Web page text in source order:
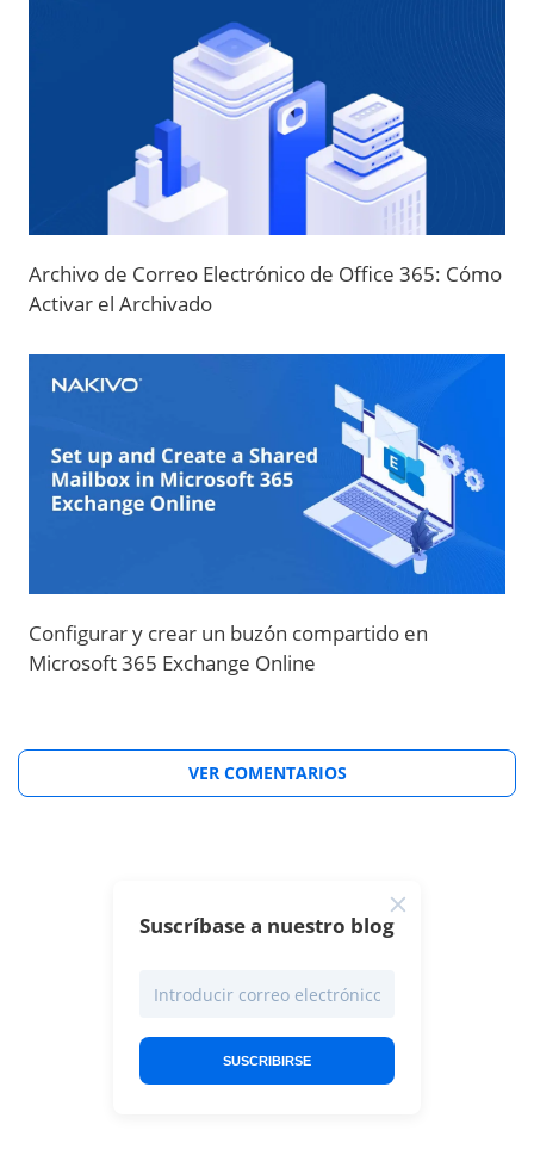
Archivo de Correo Electrónico de Office 365: Cómo
Activar el Archivado
Configurar y crear un buzón compartido en
Microsoft 365 Exchange Online
VER COMENTARIOS
Suscríbase a nuestro blog
SUSCRIBIRSE